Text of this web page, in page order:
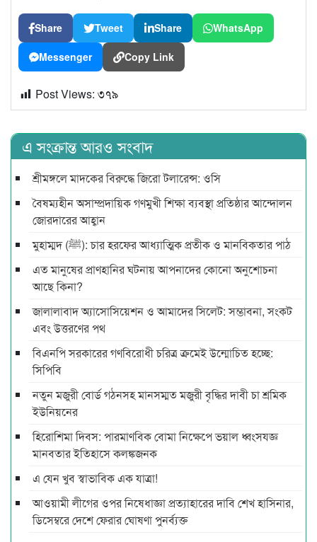
Share Tweet Share WhatsApp
Messenger Copy Link
Post Views: ৩৭৯
এ সংক্রান্ত আরও সংবাদ
শ্রীমঙ্গলে মাদকের বিরুদ্ধে জিরো টলারেন্স: ওসি
বৈষম্যহীন অসাম্প্রদায়িক গণমুখী শিক্ষা ব্যবস্থা প্রতিষ্ঠার আন্দোলন
জোরদারের আহ্বান
মুহাম্মদ (ﷺ): চার হরফের আধ্যাত্মিক প্রতীক ও মানবিকতার পাঠ
এত মানুষের প্রাণহানির ঘটনায় আপনাদের কোনো অনুশোচনা
আছে কিনা?
জালালাবাদ অ্যাসোসিয়েশন ও আমাদের সিলেট: সম্ভাবনা, সংকট
এবং উত্তরণের পথ
বিএনপি সরকারের গণবিরোধী চরিত্র ক্রমেই উন্মোচিত হচ্ছে:
সিপিবি
নতুন মজুরী বোর্ড গঠনসহ মানসম্মত মজুরী বৃদ্ধির দাবী চা শ্রমিক
ইউনিয়নের
হিরোশিমা দিবস: পারমাণবিক বোমা নিক্ষেপে ভয়াল ধ্বংসযজ্ঞ
মানবতার ইতিহাসে কলঙ্কজনক
এ যেন খুব স্বাভাবিক এক যাত্রা!
আওয়ামী লীগের ওপর নিষেধাজ্ঞা প্রত্যাহারের দাবি শেখ হাসিনার,
ডিসেম্বরে দেশে ফেরার ঘোষণা পুনর্ব্যক্ত